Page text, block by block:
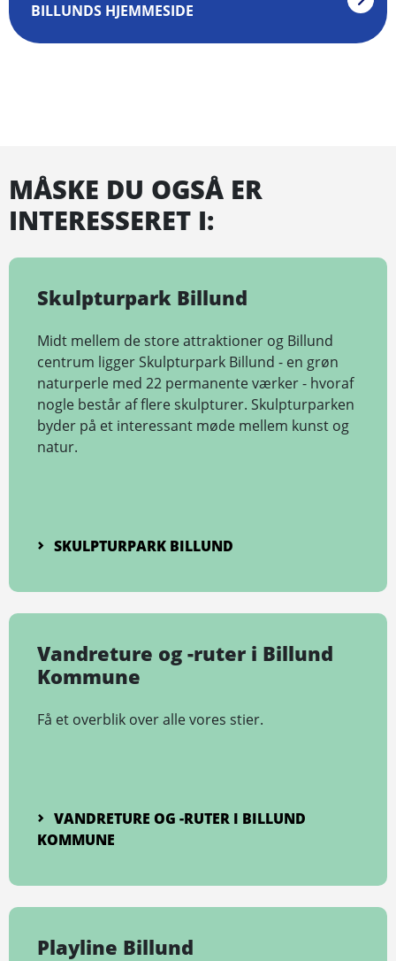
BILLUNDS HJEMMESIDE
MÅSKE DU OGSÅ ER
INTERESSERET I:
Skulpturpark Billund
Midt mellem de store attraktioner og Billund
centrum ligger Skulpturpark Billund - en grøn
naturperle med 22 permanente værker - hvoraf
nogle består af flere skulpturer. Skulpturparken
byder på et interessant møde mellem kunst og
natur.
SKULPTURPARK BILLUND
Vandreture og -ruter i Billund
Kommune
Få et overblik over alle vores stier.
VANDRETURE OG -RUTER I BILLUND
KOMMUNE
Playline Billund